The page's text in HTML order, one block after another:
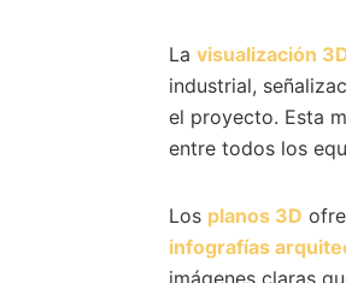
La visualización
industrial,
el proyecto. Esta
entre todos los
Los planos 3D
infografías
imágenes claras